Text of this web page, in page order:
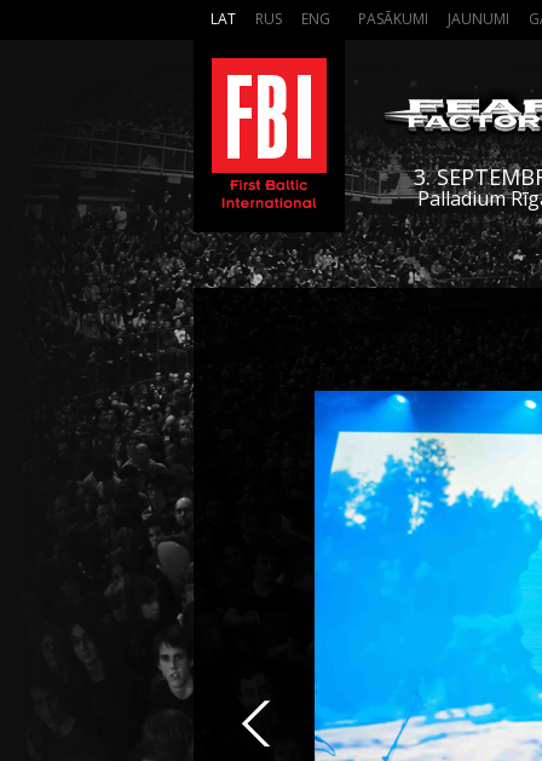
LAT RUS ENG PASĀKUMI JAUNUMI
3.
Palladium